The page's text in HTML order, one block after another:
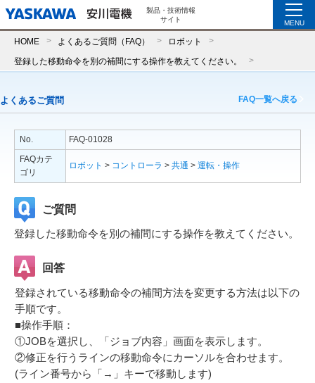
製品・技術情報
サイト
MENU
HOME よくあるご質問（FAQ） ロボット
登録した移動命令を別の補間にする操作を教えてください。
よくあるご質問 FAQ一覧へ戻る
No.
FAQ-01028
FAQカテ
ゴリ
ロボット > コントローラ > 共通 > 運転・操作
ご質問
登録した移動命令を別の補間にする操作を教えてください。
回答
登録されている移動命令の補間方法を変更する方法は以下の
手順です。
■操作手順：
①JOBを選択し、「ジョブ内容」画面を表示します。
②修正を行うラインの移動命令にカーソルを合わせます。
(ライン番号から「→」キーで移動します)